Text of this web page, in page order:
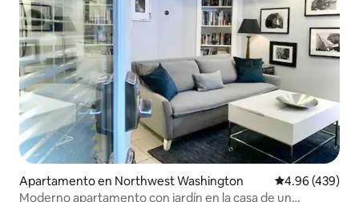
Apartamento en Northwest Washington Calificación
4.96 (439)
Moderno apartamento con jardín en la casa de un